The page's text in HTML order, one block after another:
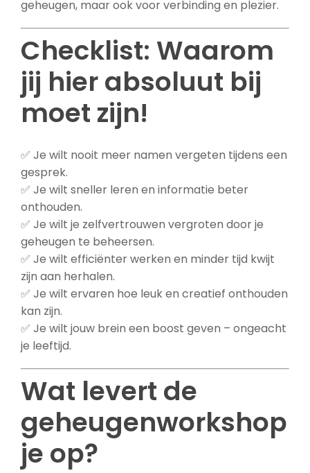
geheugen, maar ook voor verbinding en plezier.
Checklist: Waarom
jij hier absoluut bij
moet zijn!
✅ Je wilt nooit meer namen vergeten tijdens een
gesprek.
✅ Je wilt sneller leren en informatie beter
onthouden.
✅ Je wilt je zelfvertrouwen vergroten door je
geheugen te beheersen.
✅ Je wilt efficiënter werken en minder tijd kwijt
zijn aan herhalen.
✅ Je wilt ervaren hoe leuk en creatief onthouden
kan zijn.
✅ Je wilt jouw brein een boost geven – ongeacht
je leeftijd.
Wat levert de
geheugenworkshop
je op?